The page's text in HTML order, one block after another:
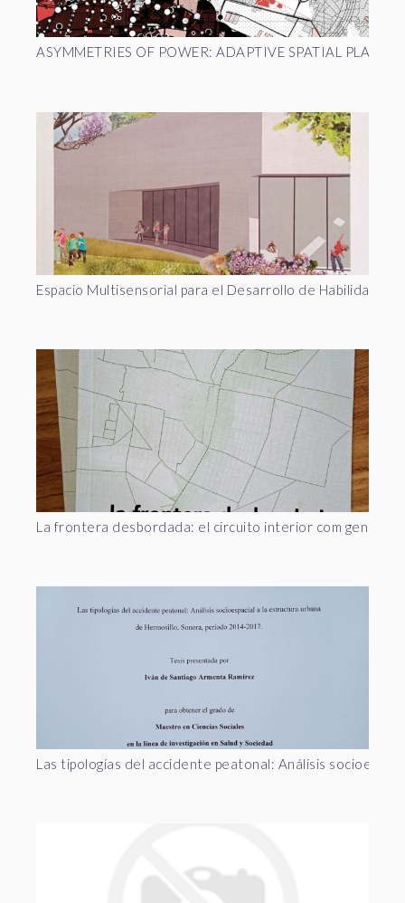
ASYMMETRIES OF POWER: ADAPTIVE SPATIAL
Espacio Multisensorial para el Desarrollo de Habilidades
La frontera desbordada: el circuito interior com
Las tipologías del accidente peatonal: Análisis